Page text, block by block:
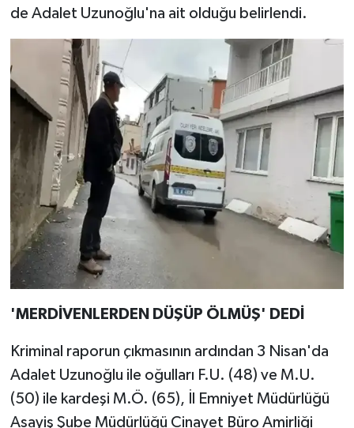
de Adalet Uzunoğlu'na ait olduğu belirlendi.
'MERDİVENLERDEN DÜŞÜP ÖLMÜŞ' DEDİ
Kriminal raporun çıkmasının ardından 3 Nisan'da
Adalet Uzunoğlu ile oğulları F.U. (48) ve M.U.
(50) ile kardeşi M.Ö. (65), İl Emniyet Müdürlüğü
Asayiş Şube Müdürlüğü Cinayet Büro Amirliği